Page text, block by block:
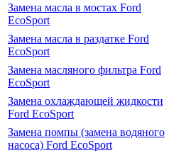
Замена масла в мостах Ford
EcoSport
Замена масла в раздатке Ford
EcoSport
Замена масляного фильтра Ford
EcoSport
Замена охлаждающей жидкости
Ford EcoSport
Замена помпы (замена водяного
насоса) Ford EcoSport